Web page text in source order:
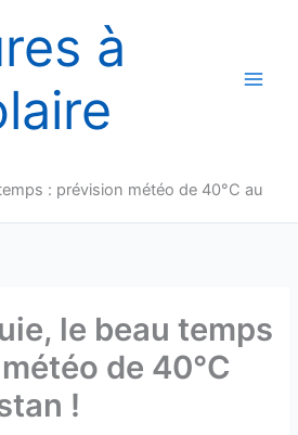
à
: prévision météo de 40°C au
le beau temps
de 40°C
!